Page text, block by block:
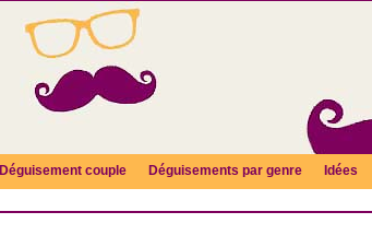
Déguisement couple Déguisements par genre Idées